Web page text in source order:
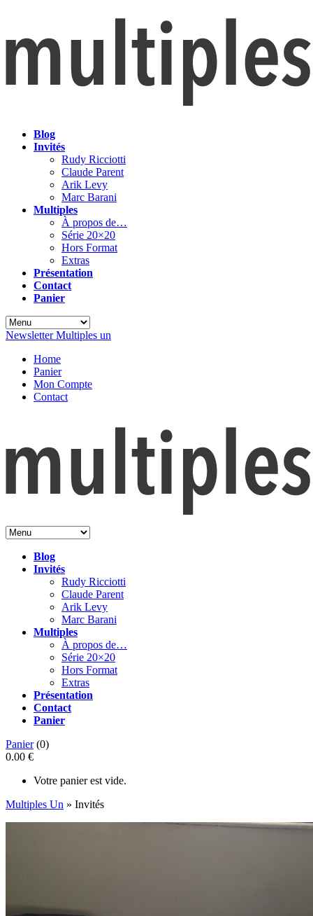
Blog
Invités
Rudy Ricciotti
Claude Parent
Arik Levy
Marc Barani
Multiples
À propos de…
Série 20×20
Hors Format
Extras
Présentation
Contact
Panier
Newsletter Multiples un
Home
Panier
Mon Compte
Contact
Blog
Invités
Rudy Ricciotti
Claude Parent
Arik Levy
Marc Barani
Multiples
À propos de…
Série 20×20
Hors Format
Extras
Présentation
Contact
Panier
Panier (0)
0.00 €
Votre panier est vide.
Multiples Un » Invités